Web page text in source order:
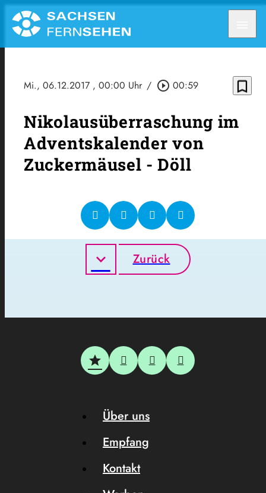
Mi., 06.12.2017 , 00:00 Uhr / play_circle_outline 00:59 bookmark_border
Nikolausüberraschung im
Adventskalender von
Zuckermäusel - Döll
Zurück
Über uns
Empfang
Kontakt